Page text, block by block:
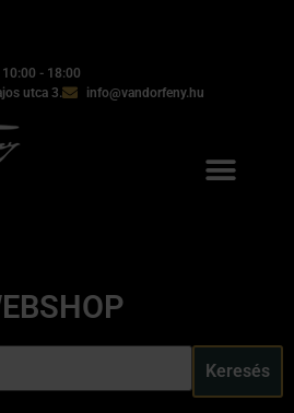
10:00 - 18:00
utca 3.
info@vandorfeny.hu
Keresés